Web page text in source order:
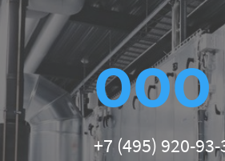
ООО
+7 (495) 920-